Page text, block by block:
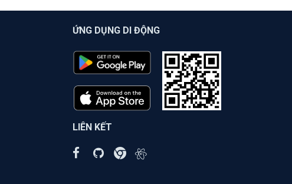
ỨNG DỤNG DI ĐỘNG
LIÊN KẾT